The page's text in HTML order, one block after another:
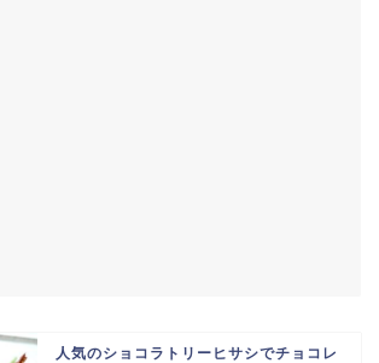
人気のショコラトリーヒサシでチョコレ